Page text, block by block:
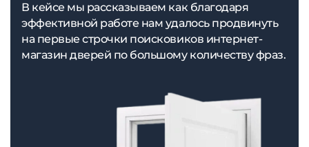
В кейсе мы рассказываем как благодаря
эффективной работе нам удалось продвинуть
на первые строчки поисковиков интернет-
магазин дверей по большому количеству фраз.